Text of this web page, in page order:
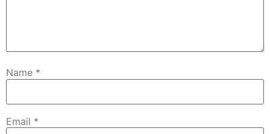
Name *
Email *